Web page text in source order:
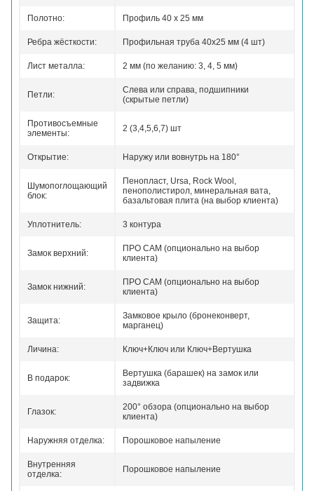
Полотно: Профиль 40 x 25 мм
Ребра жёсткости: Профильная труба 40х25 мм (4 шт)
Лист металла: 2 мм (по желанию: 3, 4, 5 мм)
Петли:
Слева или справа, подшипники
(скрытые петли)
Противосъемные
элементы:
2 (3,4,5,6,7) шт
Открытие: Наружу или вовнутрь на 180°
Шумопоглощающий
блок:
Пенопласт, Ursa, Rock Wool,
пенополистирол, минеральная вата,
базальтовая плита (на выбор клиента)
Уплотнитель: 3 контура
Замок верхний:
ПРО САМ (опционально на выбор
клиента)
Замок нижний:
ПРО САМ (опционально на выбор
клиента)
Защита:
Замковое крыло (бронеконверт,
марганец)
Личина: Ключ+Ключ или Ключ+Вертушка
В подарок:
Вертушка (барашек) на замок или
задвижка
Глазок:
200° обзора (опционально на выбор
клиента)
Наружняя отделка: Порошковое напыление
Внутренняя
отделка:
Порошковое напыление